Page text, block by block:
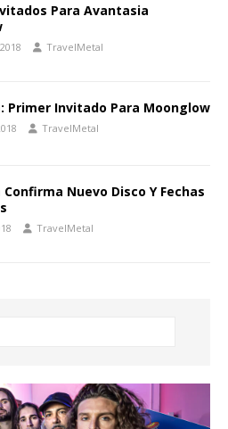
Para Avantasia
TravelMetal
Primer Invitado Para Moonglow
TravelMetal
Nuevo Disco Y Fechas
TravelMetal